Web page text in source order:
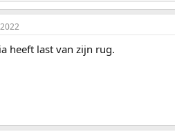
heeft last van zijn rug.